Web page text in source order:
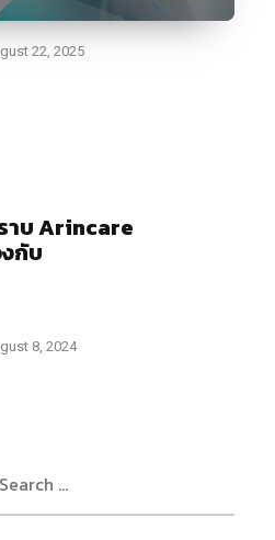
22, 2025
าบ Arincare
กับ
8, 2024